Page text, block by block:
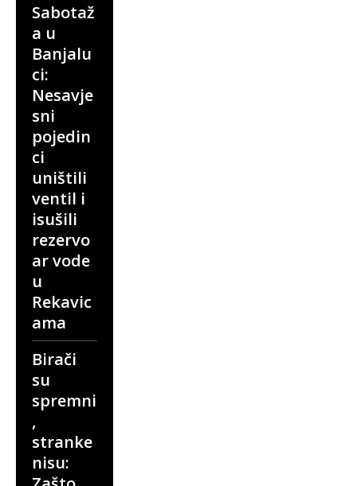
Sabotaž
a u
Banjalu
ci:
Nesavje
sni
pojedin
ci
uništili
ventil i
isušili
rezervo
ar vode
u
Rekavic
ama
Birači
su
spremni
,
stranke
nisu: